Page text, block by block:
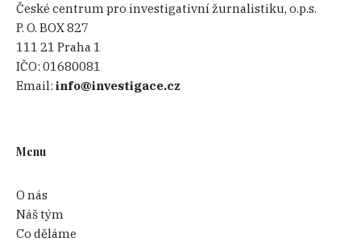
České centrum pro investigativní žurnalistiku, o.p.s.
P. O. BOX 827
111 21 Praha 1
IČO:01680081
Email:info@investigace.cz
Menu
O nás
Náš tým
Co děláme